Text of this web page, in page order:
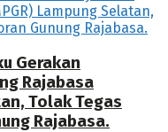
Gerakan
Rajabasa
Tolak Tegas
Rajabasa.